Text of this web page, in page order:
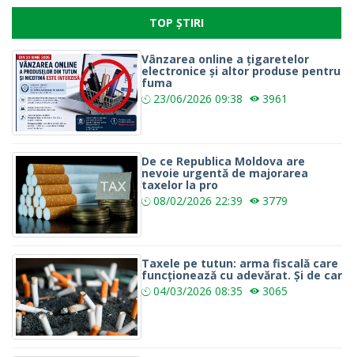
TOP ȘTIRI
Vânzarea online a țigaretelor
electronice și altor produse pentru
fuma
23/06/2026 09:38 3961
De ce Republica Moldova are
nevoie urgentă de majorarea
taxelor la pro
08/02/2026 22:39 3779
Taxele pe tutun: arma fiscală care
funcționează cu adevărat. Și de car
04/03/2026 08:35 3065